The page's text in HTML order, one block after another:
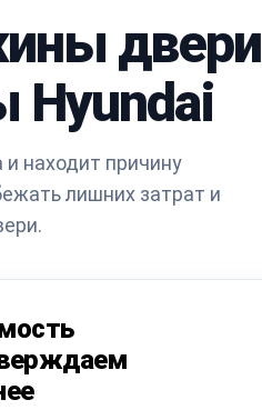
двери
Hyundai
находит причину
лишних затрат и